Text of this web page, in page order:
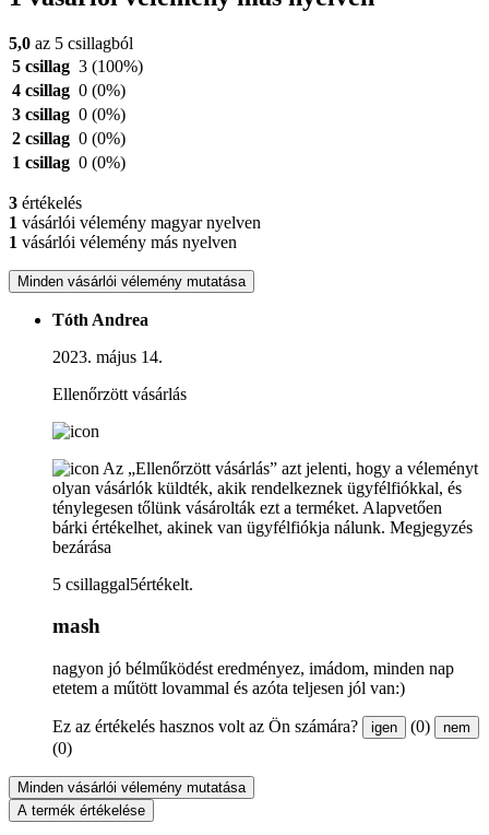
5,0 az 5 csillagból
5 csillag 3 (100%)
4 csillag 0 (0%)
3 csillag 0 (0%)
2 csillag 0 (0%)
1 csillag 0 (0%)
3 értékelés
1 vásárlói vélemény magyar nyelven
1 vásárlói vélemény más nyelven
Minden vásárlói vélemény mutatása
Tóth Andrea
2023. május 14.
Ellenőrzött vásárlás
Az „Ellenőrzött vásárlás” azt jelenti, hogy a véleményt
olyan vásárlók küldték, akik rendelkeznek ügyfélfiókkal, és
ténylegesen tőlünk vásárolták ezt a terméket. Alapvetően
bárki értékelhet, akinek van ügyfélfiókja nálunk. Megjegyzés
bezárása
5 csillaggal5értékelt.
mash
nagyon jó bélműködést eredményez, imádom, minden nap
etetem a műtött lovammal és azóta teljesen jól van:)
Ez az értékelés hasznos volt az Ön számára? igen (0) nem
(0)
Minden vásárlói vélemény mutatása
A termék értékelése